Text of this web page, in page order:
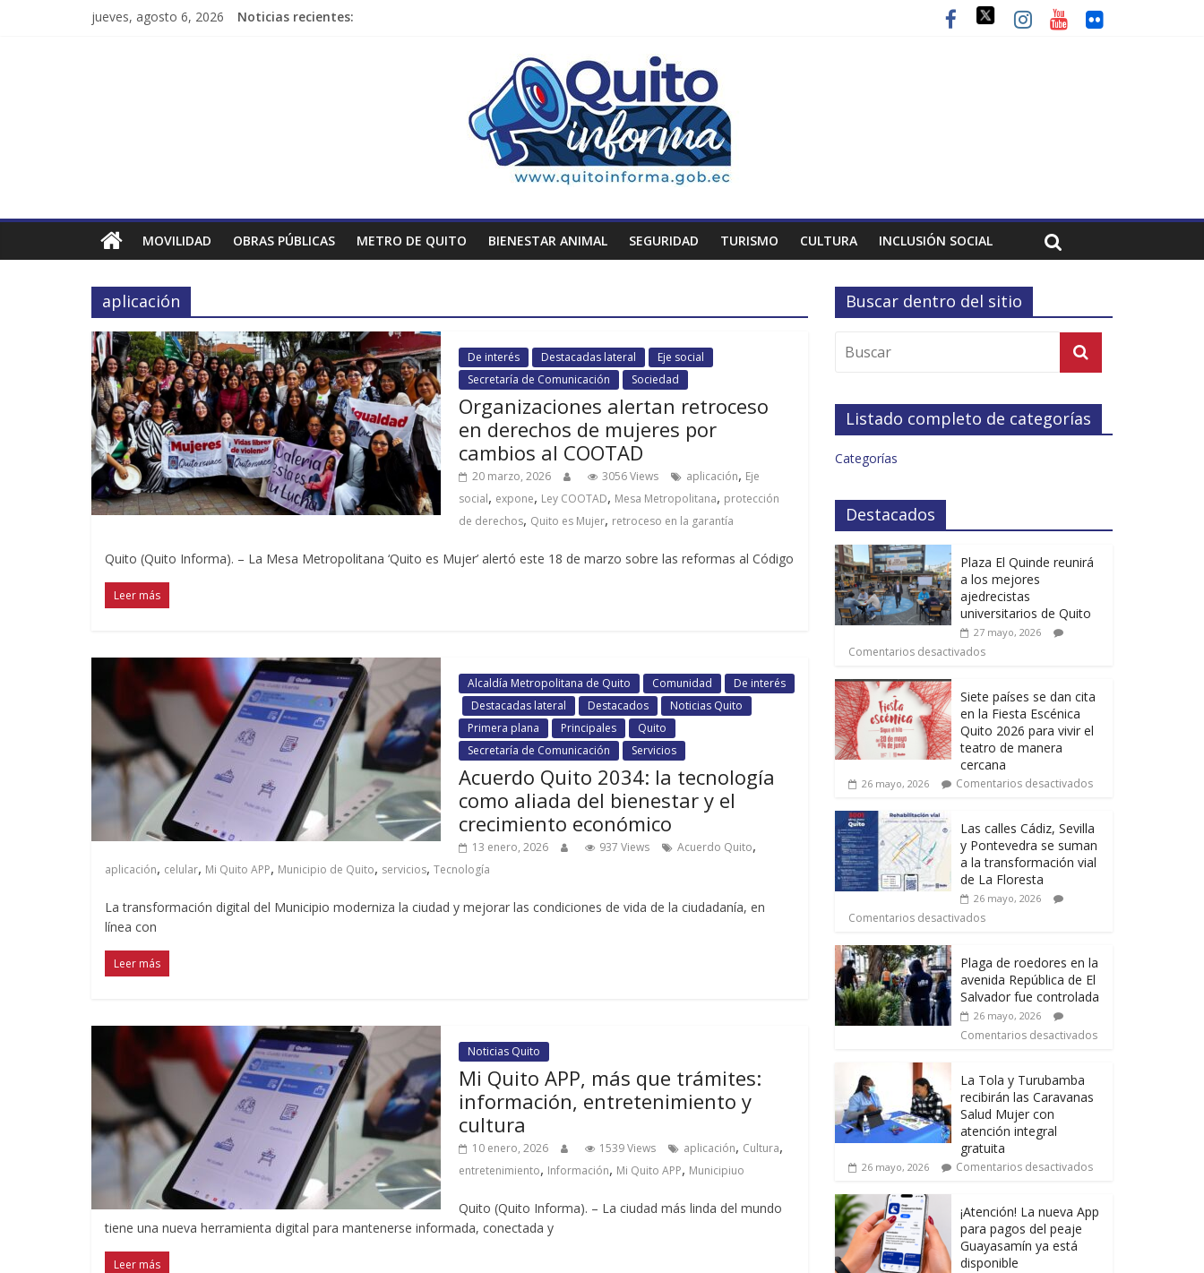
jueves, agosto 6, 2026 Noticias recientes:
MOVILIDAD OBRAS PÚBLICAS METRO DE QUITO BIENESTAR ANIMAL SEGURIDAD TURISMO CULTURA INCLUSIÓN SOCIAL
aplicación
De interés Destacadas lateral
Eje social
Secretaría de Comunicación
Sociedad
Organizaciones alertan retroceso
en derechos de mujeres por
cambios al COOTAD
20 marzo, 2026 3056 Views aplicación, Eje
social, expone, Ley COOTAD, Mesa Metropolitana, protección
de derechos, Quito es Mujer, retroceso en la garantía
Quito (Quito Informa). – La Mesa Metropolitana ‘Quito es Mujer’ alertó este 18 de marzo sobre las reformas al Código
Leer más
Alcaldía Metropolitana de Quito Comunidad
De interés
Destacadas lateral
Destacados
Noticias Quito
Primera plana
Principales
Quito
Secretaría de Comunicación
Servicios
Acuerdo Quito 2034: la tecnología
como aliada del bienestar y el
crecimiento económico
13 enero, 2026 937 Views Acuerdo Quito,
aplicación, celular, Mi Quito APP, Municipio de Quito, servicios, Tecnología
La transformación digital del Municipio moderniza la ciudad y mejorar las condiciones de vida de la ciudadanía, en
línea con
Leer más
Noticias Quito
Mi Quito APP, más que trámites:
información, entretenimiento y
cultura
10 enero, 2026 1539 Views aplicación, Cultura,
entretenimiento, Información, Mi Quito APP, Municipiuo
Quito (Quito Informa). – La ciudad más linda del mundo
tiene una nueva herramienta digital para mantenerse informada, conectada y
Leer más
Buscar dentro del sitio
Listado completo de categorías
Categorías
Destacados
Plaza El Quinde reunirá
a los mejores
ajedrecistas
universitarios de Quito
27 mayo, 2026
Comentarios desactivados
Siete países se dan cita
en la Fiesta Escénica
Quito 2026 para vivir el
teatro de manera
cercana
26 mayo, 2026 Comentarios desactivados
Las calles Cádiz, Sevilla
y Pontevedra se suman
a la transformación vial
de La Floresta
26 mayo, 2026
Comentarios desactivados
Plaga de roedores en la
avenida República de El
Salvador fue controlada
26 mayo, 2026
Comentarios desactivados
La Tola y Turubamba
recibirán las Caravanas
Salud Mujer con
atención integral
gratuita
26 mayo, 2026 Comentarios desactivados
¡Atención! La nueva App
para pagos del peaje
Guayasamín ya está
disponible